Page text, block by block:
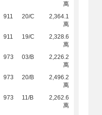
萬
911 20/C
2,364.1
萬
911 19/C
2,328.6
萬
973 03/B
2,226.2
萬
973 20/B
2,496.2
萬
973 11/B
2,262.6
萬